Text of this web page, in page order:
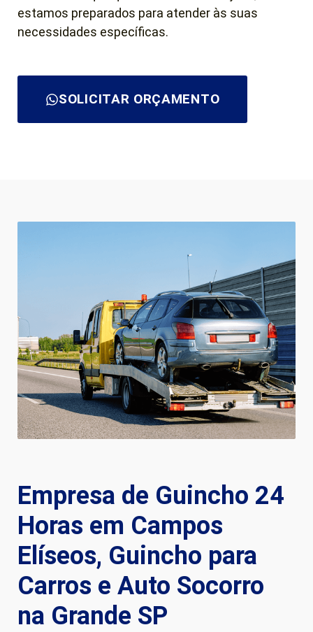
estamos preparados para atender às suas
necessidades específicas.
SOLICITAR ORÇAMENTO
Empresa de Guincho 24
Horas em Campos
Elíseos, Guincho para
Carros e Auto Socorro
na Grande SP